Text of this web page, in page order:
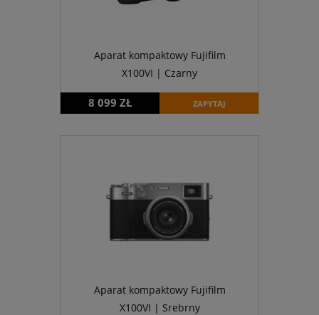
Aparat kompaktowy Fujifilm
X100VI | Czarny
8 099 ZŁ ZAPYTAJ
Aparat kompaktowy Fujifilm
X100VI | Srebrny